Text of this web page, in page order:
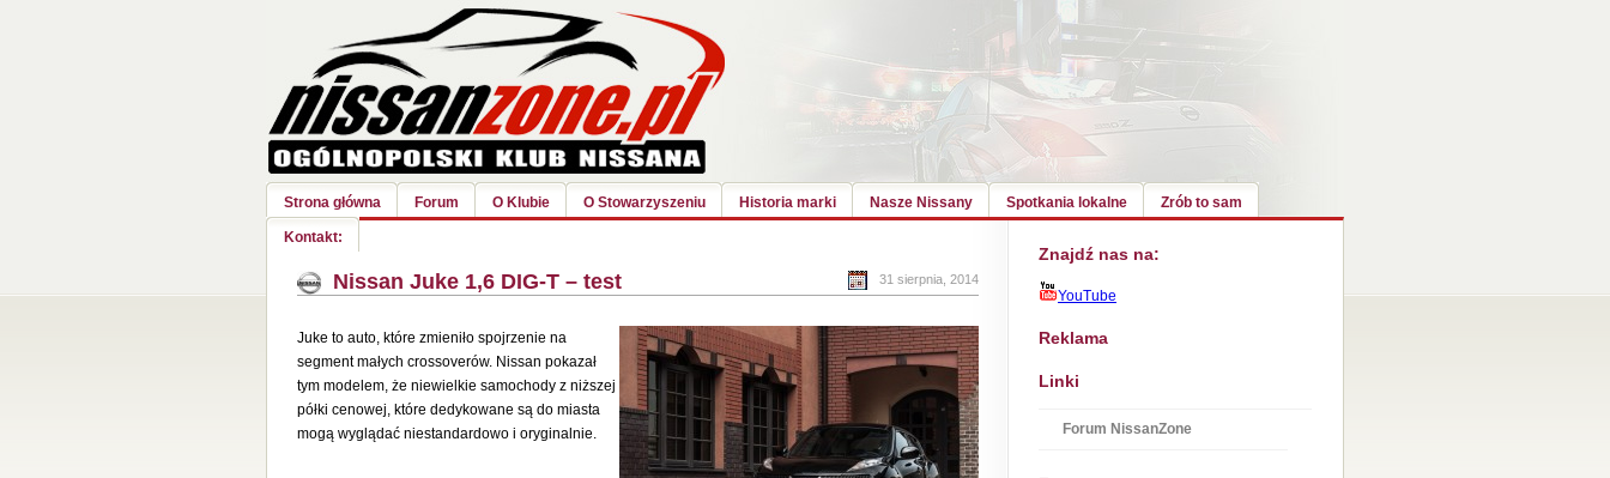
Strona główna Forum O Klubie O Stowarzyszeniu Historia marki Nasze Nissany Spotkania lokalne Zrób to sam
Kontakt:
Znajdź nas na:
YouTube
Reklama
Linki
Forum NissanZone
Nissan Juke 1,6 DIG-T – test 31 sierpnia, 2014
Juke to auto, które zmieniło spojrzenie na
segment małych crossoverów. Nissan pokazał
tym modelem, że niewielkie samochody z niższej
półki cenowej, które dedykowane są do miasta
mogą wyglądać niestandardowo i oryginalnie.